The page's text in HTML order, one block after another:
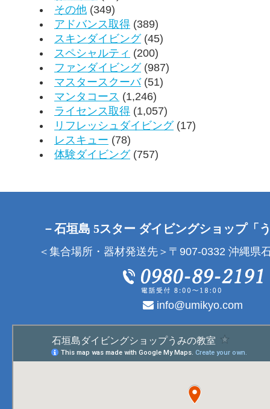
その他 (349)
アドバンス取得 (389)
スキンダイビング(45)
スペシャルティ (200)
ファンダイビング(987)
マスタースクーバ(51)
マンタコース (1,246)
ライセンス取得 (1,057)
リフレッシュダイビング(17)
レスキュー (78)
体験ダイビング(757)
－石垣島 5スター ダイビングショップ「
＜集合場所・器材発送先＞〒907-0332 沖縄県
info@umikyo.com